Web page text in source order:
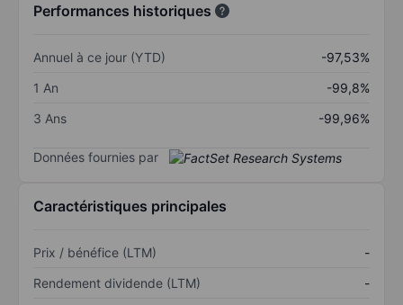
Performances historiques
Annuel à ce jour (YTD)
-97,53%
1 An
-99,8%
3 Ans
-99,96%
Données fournies par
Caractéristiques principales
Prix / bénéfice (LTM)
-
Rendement dividende (LTM)
-